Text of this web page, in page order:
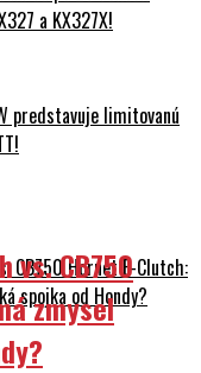
a KX327X!
predstavuje limitovanú
CB750 Hornet E-Clutch:
spojka od Hondy?
vs. CB750
zmysel